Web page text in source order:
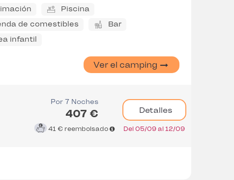
Piscina
de comestibles
Bar
infantil
Ver el camping
Por 7 Noches
407 €
41 € reembolsado
Detalles
Del 05/09 al 12/09